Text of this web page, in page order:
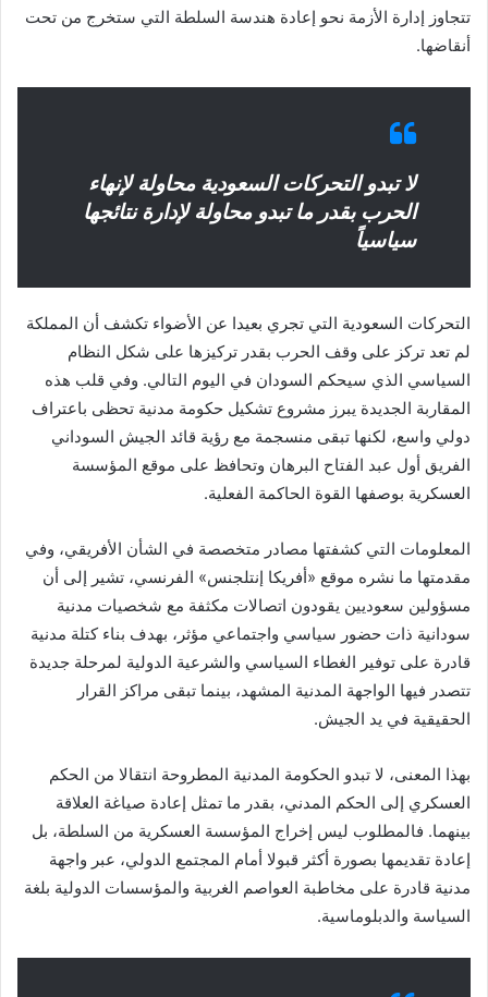
تتجاوز إدارة الأزمة نحو إعادة هندسة السلطة التي ستخرج من تحت
أنقاضها.
لا تبدو التحركات السعودية محاولة لإنهاء
الحرب بقدر ما تبدو محاولة لإدارة نتائجها
سياسياً
التحركات السعودية التي تجري بعيدا عن الأضواء تكشف أن المملكة
لم تعد تركز على وقف الحرب بقدر تركيزها على شكل النظام
السياسي الذي سيحكم السودان في اليوم التالي. وفي قلب هذه
المقاربة الجديدة يبرز مشروع تشكيل حكومة مدنية تحظى باعتراف
دولي واسع، لكنها تبقى منسجمة مع رؤية قائد الجيش السوداني
الفريق أول عبد الفتاح البرهان وتحافظ على موقع المؤسسة
العسكرية بوصفها القوة الحاكمة الفعلية.
المعلومات التي كشفتها مصادر متخصصة في الشأن الأفريقي، وفي
مقدمتها ما نشره موقع «أفريكا إنتلجنس» الفرنسي، تشير إلى أن
مسؤولين سعوديين يقودون اتصالات مكثفة مع شخصيات مدنية
سودانية ذات حضور سياسي واجتماعي مؤثر، بهدف بناء كتلة مدنية
قادرة على توفير الغطاء السياسي والشرعية الدولية لمرحلة جديدة
تتصدر فيها الواجهة المدنية المشهد، بينما تبقى مراكز القرار
الحقيقية في يد الجيش.
بهذا المعنى، لا تبدو الحكومة المدنية المطروحة انتقالا من الحكم
العسكري إلى الحكم المدني، بقدر ما تمثل إعادة صياغة العلاقة
بينهما. فالمطلوب ليس إخراج المؤسسة العسكرية من السلطة، بل
إعادة تقديمها بصورة أكثر قبولا أمام المجتمع الدولي، عبر واجهة
مدنية قادرة على مخاطبة العواصم الغربية والمؤسسات الدولية بلغة
السياسة والدبلوماسية.